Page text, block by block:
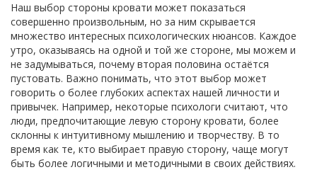
Наш выбор стороны кровати может показаться
совершенно произвольным, но за ним скрывается
множество интересных психологических нюансов. Каждое
утро, оказываясь на одной и той же стороне, мы можем и
не задумываться, почему вторая половина остаётся
пустовать. Важно понимать, что этот выбор может
говорить о более глубоких аспектах нашей личности и
привычек. Например, некоторые психологи считают, что
люди, предпочитающие левую сторону кровати, более
склонны к интуитивному мышлению и творчеству. В то
время как те, кто выбирает правую сторону, чаще могут
быть более логичными и методичными в своих действиях.